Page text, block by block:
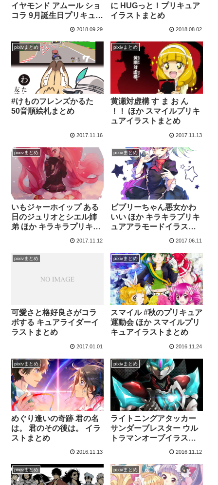
イヤモンド アムール ショ
コラ 9月誕生日プリキュア
2018.09.29
に HUGっと！プリキュア
イラストまとめ
2018.08.02
pixivまとめ
#けものフレンズかるた
50音順絵札まとめ
2017.11.16
pixivまとめ
黄瀬対虚構 す ま お ん
！！ ほか スマイルプリキ
ュアイラストまとめ
2017.11.13
pixivまとめ
いもジャーホイップ ある
日のジュリオとシエル姉
弟 ほか キラキラプリキュ
アアラモードイラストま
2017.11.12
pixivまとめ
ビブリーちゃん悪女かわ
いい ほか キラキラプリキ
ュアアラモードイラスト
2017.06.11
pixivまとめ
可愛さと格好良さがコラ
ボする キュアライダーイ
ラストまとめ
2017.01.01
pixivまとめ
スマイル #秋のプリキュア
運動会 ほか スマイルプリ
キュアイラストまとめ
2016.11.24
pixivまとめ
めぐり逢いの奇跡 君の名
は。 君のその後は。 イラ
ストまとめ
2016.11.13
pixivまとめ
ライトニングアタッカー
サンダーブレスター ウル
トラマンオーブイラスト
2016.11.12
pixivまとめ pixivまとめ